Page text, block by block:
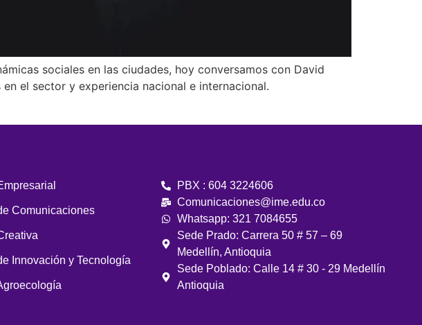
sociales en las ciudades, hoy conversamos con David
el sector y experiencia nacional e internacional.
Comunicaciones
Innovación y Tecnología
PBX : 604 3224606
Comunicaciones@ime.edu.co
Whatsapp: 321 7084655
Sede Prado: Carrera 50 # 57 – 69
Medellín, Antioquia
Sede Poblado: Calle 14 # 30 - 29 Medellín
Antioquia